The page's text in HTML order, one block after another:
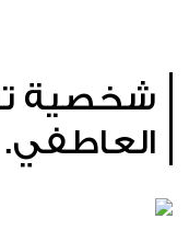
شخصية
العاطفي.